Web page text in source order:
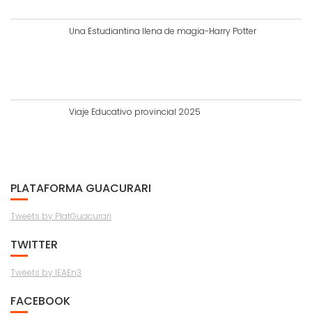
Una Estudiantina llena de magia-Harry Potter
Viaje Educativo provincial 2025
PLATAFORMA GUACURARI
Tweets by PlatGuacurari
TWITTER
Tweets by IEAEn3
FACEBOOK